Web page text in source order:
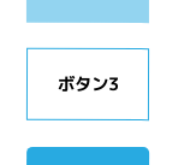
ボタン3